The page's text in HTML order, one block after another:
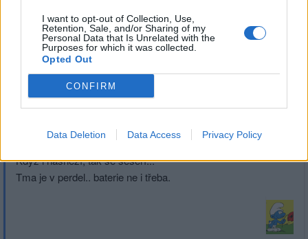
I want to opt-out of Collection, Use,
Retention, Sale, and/or Sharing of my
Personal Data that Is Unrelated with the
Purposes for which it was collected.
Opted Out
CONFIRM
Data Deletion Data Access Privacy Policy
Přihlásit se a odpovědět
Reklama
Egeria |Předmět:RE: RE: RE: Vánoční
27.11.25 13:05:24
#160
Když i nasněží, tak se sešeří...
Tma je v perdel.. baterie ne i třeba.